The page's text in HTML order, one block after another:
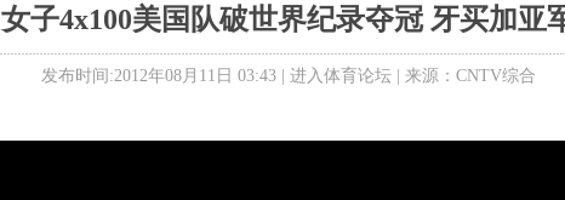
女子4x100美国队破世界纪录夺冠 牙买加亚
发布时间:2012年08月11日 03:43 | 进入体育论坛| 来源：CNTV综合